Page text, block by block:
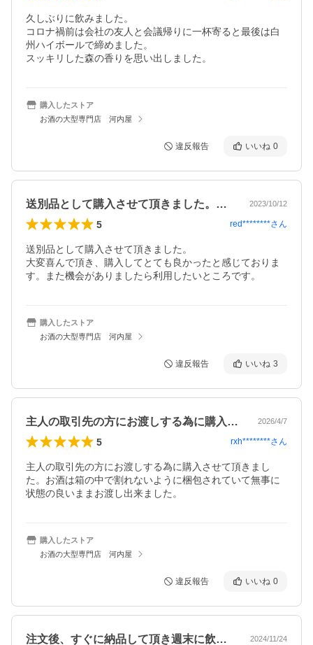
久しぶりに飲みました。
コロナ禍前は会社の友人と会議帰りに一杯寄ると最後は白
州ハイボールで締めました。
スッキリした森の香りを思い出しました。
購入したストア
お酒の大型専門店 河内屋
違反報告 いいね 0
送別品として購入させて頂きました。大変… 2023/10/12
5 red********さん
送別品として購入させて頂きました。
大変喜んで頂き、購入してとても良かったと感じておりま
す。また機会がありましたら利用したいところです。
購入したストア
お酒の大型専門店 河内屋
違反報告 いいね 3
主人の取引先の方にお渡しする為に購入さ… 2026/4/7
5 rxh********さん
主人の取引先の方にお渡しする為に購入させて頂きまし
た。お酒は箱の中で割れないように梱包されていて無事に
状態の良いままお渡し出来ました。
購入したストア
お酒の大型専門店 河内屋
違反報告 いいね 0
注文後、すぐに納品して頂き週末に飲める… 2024/11/24